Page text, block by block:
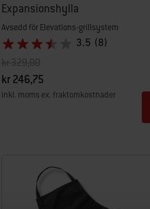
Expansionshylla
Avsedd för Elevations-grillsystem
3.5 (8)
Pris reducerat från
kr 329,00till
kr 246,75
inkl. moms ex. fraktomkostnader